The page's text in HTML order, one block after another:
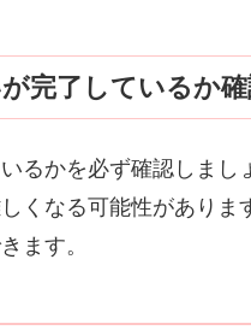
完了しているか
るかを必ず確認しま
くなる可能性がありま
ます。